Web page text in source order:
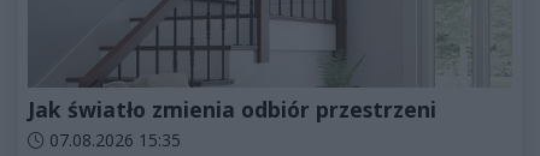
Jak światło zmienia odbiór przestrzeni
Data dodania artykułu:
07.08.2026 15:35